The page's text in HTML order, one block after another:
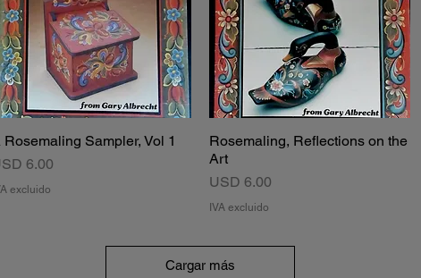
Vista rápida
Rosemaling Sampler, Vol 1
6.00
excluido
Vista rápida
Rosemaling, Reflections on the
Art
Precio
USD 6.00
IVA excluido
Cargar más